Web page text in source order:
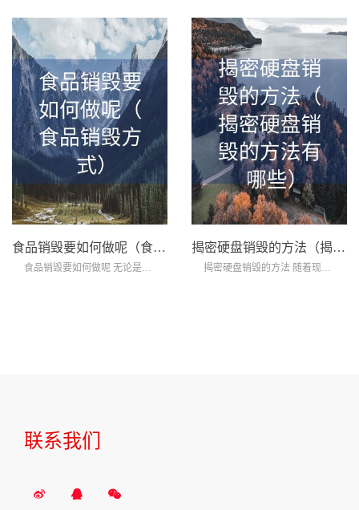
食品销毁要如何做呢（食品销毁方式）
食品销毁要如何做呢 无论是超市便利店还是...
揭密硬盘销毁的方法（揭密硬盘销毁的方法有哪些）
揭密硬盘销毁的方法 随着现在信息技术的飞...
联系我们